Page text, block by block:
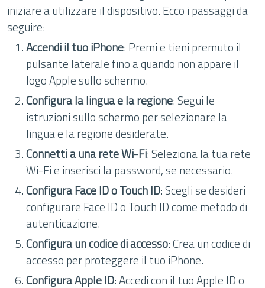
iniziare a utilizzare il dispositivo. Ecco i passaggi da
seguire:
Accendi il tuo iPhone: Premi e tieni premuto il
pulsante laterale fino a quando non appare il
logo Apple sullo schermo.
Configura la lingua e la regione: Segui le
istruzioni sullo schermo per selezionare la
lingua e la regione desiderate.
Connetti a una rete Wi-Fi: Seleziona la tua rete
Wi-Fi e inserisci la password, se necessario.
Configura Face ID o Touch ID: Scegli se desideri
configurare Face ID o Touch ID come metodo di
autenticazione.
Configura un codice di accesso: Crea un codice di
accesso per proteggere il tuo iPhone.
Configura Apple ID: Accedi con il tuo Apple ID o